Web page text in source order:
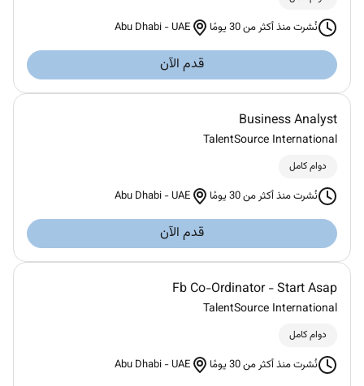
نُشرت منذ أكثر من 30 يومًا Abu Dhabi -UAE
قدم الآن
Business Analyst
TalentSource International
دوام كامل
نُشرت منذ أكثر من 30 يومًا Abu Dhabi -UAE
قدم الآن
Fb Co-Ordinator - Start Asap
TalentSource International
دوام كامل
نُشرت منذ أكثر من 30 يومًا Abu Dhabi -UAE